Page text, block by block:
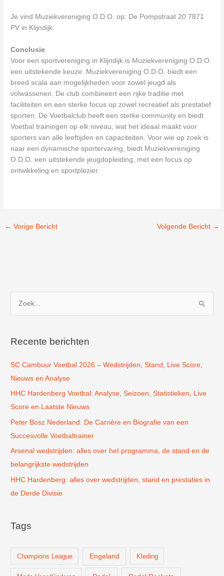
Je vind Muziekvereniging O.D.O. op: De Pompstraat 20 7871
PV in Klijndijk.
Conclusie
Voor een sportvereniging in Klijndijk is Muziekvereniging O.D.O.
een uitstekende keuze. Muziekvereniging O.D.O. biedt een
breed scala aan mogelijkheden voor zowel jeugd als
volwassenen. De club combineert een rijke traditie met
faciliteiten en een sterke focus op zowel recreatief als prestatief
sporten. De Voetbalclub heeft een sterke community en biedt
Voetbal trainingen op elk niveau, wat het ideaal maakt voor
sporters van alle leeftijden en capaciteiten. Voor wie op zoek is
naar een dynamische sportervaring, biedt Muziekvereniging
O.D.O. een uitstekende jeugdopleiding, met een focus op
ontwikkeling en sportplezier.
← Vorige Bericht Volgende Bericht →
k
a
a
r
:
Recente berichten
SC Cambuur Voetbal 2026 – Wedstrijden, Stand, Live Score,
Nieuws en Analyse
HHC Hardenberg Voetbal: Analyse, Seizoen, Statistieken, Live
Score en Laatste Nieuws
Peter Bosz Nederland: De Carrière en Biografie van een
Succesvolle Voetbaltrainer
Arsenal wedstrijden: alles over het programma, de stand en de
belangrijkste wedstrijden
HHC Hardenberg: alles over wedstrijden, stand en prestaties in
de Derde Divisie
Tags
Champions League Engeland Kleding